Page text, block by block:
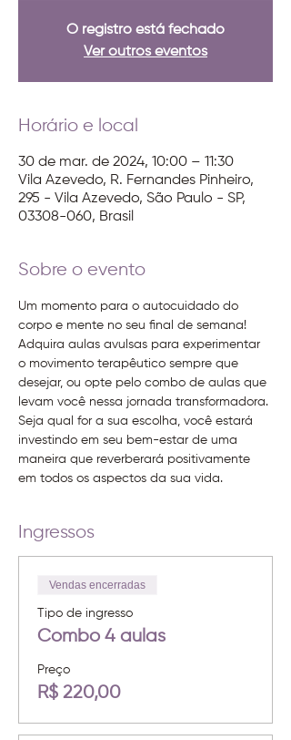
O registro está fechado
Ver outros eventos
Horário e local
30 de mar. de 2024, 10:00 – 11:30
Vila Azevedo, R. Fernandes Pinheiro,
295 - Vila Azevedo, São Paulo - SP,
03308-060, Brasil
Sobre o evento
Um momento para o autocuidado do
corpo e mente no seu final de semana!
Adquira aulas avulsas para experimentar
o movimento terapêutico sempre que
desejar, ou opte pelo combo de aulas que
levam você nessa jornada transformadora.
Seja qual for a sua escolha, você estará
investindo em seu bem-estar de uma
maneira que reverberará positivamente
em todos os aspectos da sua vida.
Ingressos
Vendas encerradas
Tipo de ingresso
Combo 4 aulas
Preço
R$ 220,00